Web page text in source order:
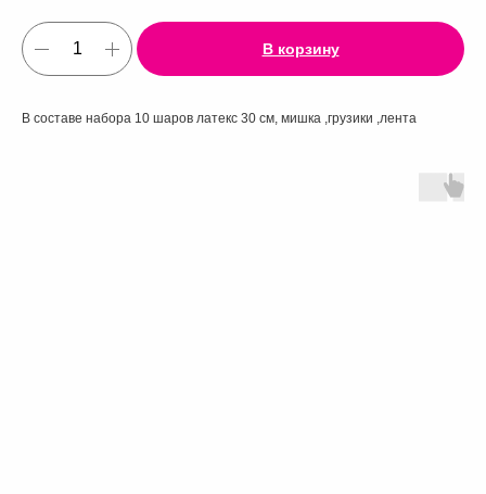
В корзину
В составе набора 10 шаров латекс 30 см, мишка ,грузики ,лента